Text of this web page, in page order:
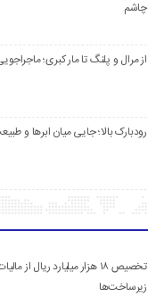
چاشم
از مرال و پلنگ تا مار کبری؛
رودبارک بالا؛ جایی میان ابرها و
تخصیص ۱۸ هزار میلیارد ریال از
زیرساخت‌ها